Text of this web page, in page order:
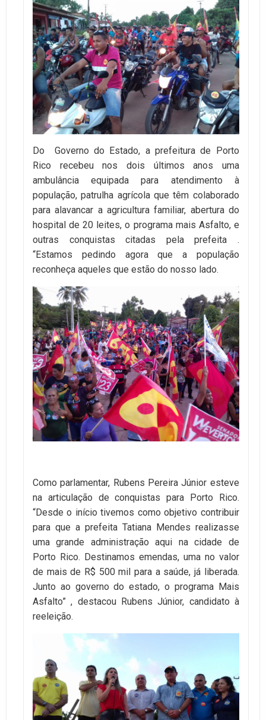
Do Governo do Estado, a prefeitura de Porto
Rico recebeu nos dois últimos anos uma
ambulância equipada para atendimento à
população, patrulha agrícola que têm colaborado
para alavancar a agricultura familiar, abertura do
hospital de 20 leites, o programa mais Asfalto, e
outras conquistas citadas pela prefeita .
“Estamos pedindo agora que a população
reconheça aqueles que estão do nosso lado.
Como parlamentar, Rubens Pereira Júnior esteve
na articulação de conquistas para Porto Rico.
“Desde o início tivemos como objetivo contribuir
para que a prefeita Tatiana Mendes realizasse
uma grande administração aqui na cidade de
Porto Rico. Destinamos emendas, uma no valor
de mais de R$ 500 mil para a saúde, já liberada.
Junto ao governo do estado, o programa Mais
Asfalto” , destacou Rubens Júnior, candidato à
reeleição.